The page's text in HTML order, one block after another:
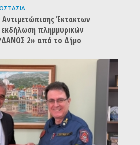
Αντιμετώπισης Έκτακτων
πλημμυρικών
2» από το Δήμο